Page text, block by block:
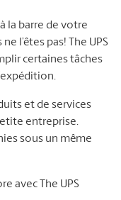
la barre de votre
l’êtes pas! The UPS
certaines tâches
et de services
entreprise.
sous un même
avec The UPS